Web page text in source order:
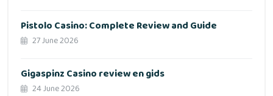
Pistolo Casino: Complete Review and Guide
27 June 2026
Gigaspinz Casino review en gids
24 June 2026